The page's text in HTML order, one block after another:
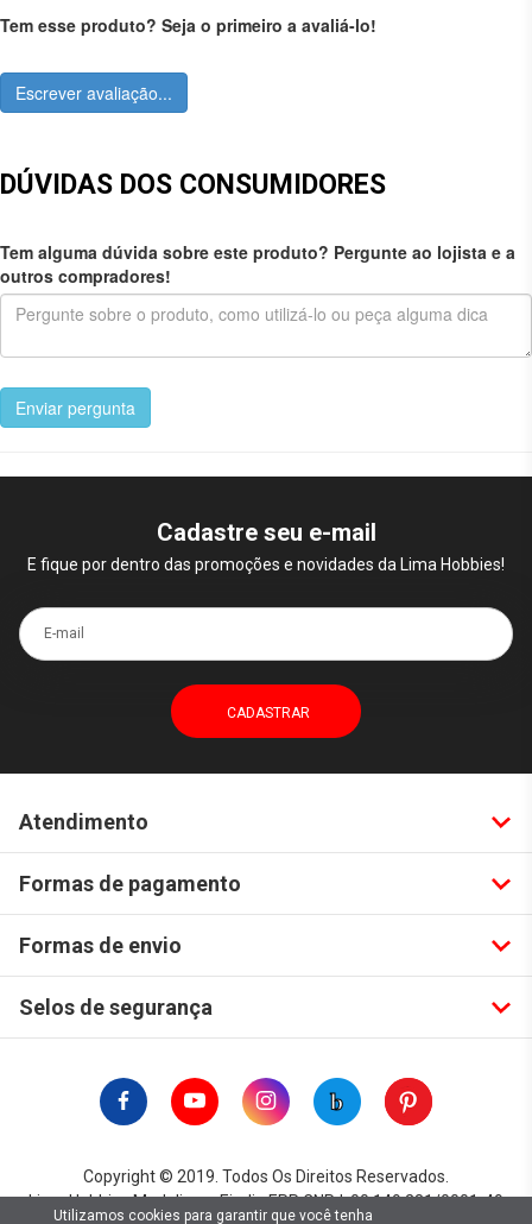
Tem esse produto? Seja o primeiro a avaliá-lo!
Escrever avaliação...
DÚVIDAS DOS CONSUMIDORES
Tem alguma dúvida sobre este produto? Pergunte ao lojista e a
outros compradores!
Enviar pergunta
Cadastre seu e-mail
E fique por dentro das promoções e novidades da Lima Hobbies!
E-mail
Atendimento
Formas de pagamento
Formas de envio
Selos de segurança
Copyright © 2019. Todos Os Direitos Reservados.
Lima Hobbies Modelismo Eireli - EPP CNPJ: 00.149.281/0001-49
Utilizamos cookies para garantir que você tenha